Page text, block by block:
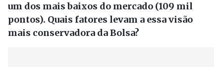
um dos mais baixos do mercado (109 mil
pontos). Quais fatores levam a essa visão
mais conservadora da Bolsa?